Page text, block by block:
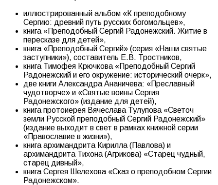
иллюстрированный альбом «К преподобному
Сергию: древний путь русских богомольцев»,
книга «Преподобный Сергий Радонежский. Житие в
пересказе для детей»,
книга «Преподобный Сергий» (серия «Наши святые
заступники»), составитель Е.В. Тростников,
книга Тимофея Крючкова «Преподобный Сергий
Радонежский и его окружение: исторический очерк»,
две книги Александра Ананичева: «Преславный
чудотворче» и «Святые воины Сергия
Радонежского» (издание для детей),
книга протоиерея Вячеслава Тулупова «Светоч
земли Русской преподобный Сергий Радонежский»
(издание выходит в свет в рамках книжной серии
«Православие в жизни»),
книга архимандрита Кирилла (Павлова) и
архимандрита Тихона (Агрикова) «Старец чудный,
старец дивный»,
книга Сергея Шелехова «Сказ о преподобном Сергии
Радонежском».